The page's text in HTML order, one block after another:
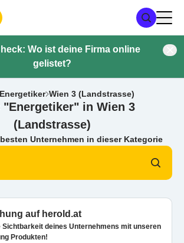
Wo ist deine Firma online
gelistet?
Energetiker Wien 3 (Landstrasse)
"Energetiker" in Wien 3
(Landstrasse)
Unternehmen in dieser Kategorie
auf herold.at
Sichtbarkeit deines Unternehmens mit unseren
Produkten!